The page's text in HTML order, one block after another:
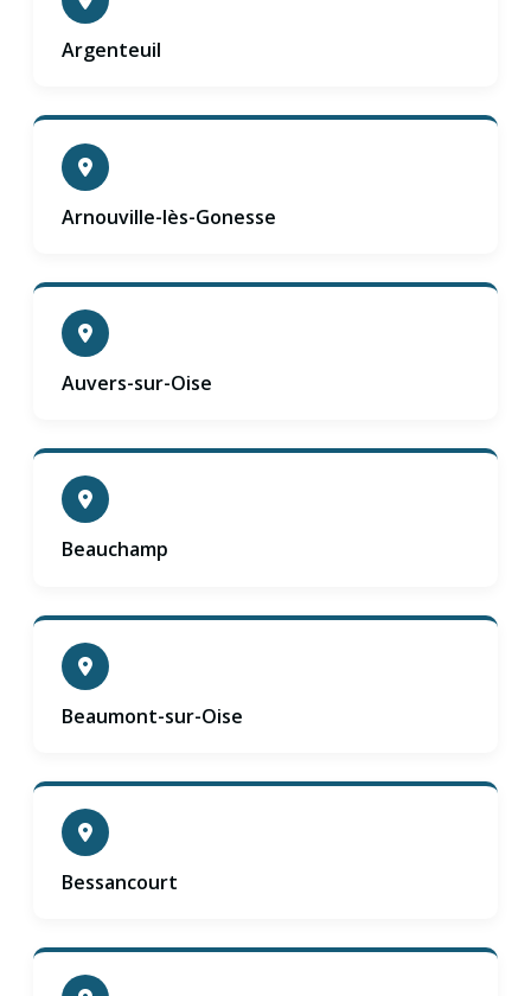
Argenteuil
Arnouville-lès-Gonesse
Auvers-sur-Oise
Beauchamp
Beaumont-sur-Oise
Bessancourt